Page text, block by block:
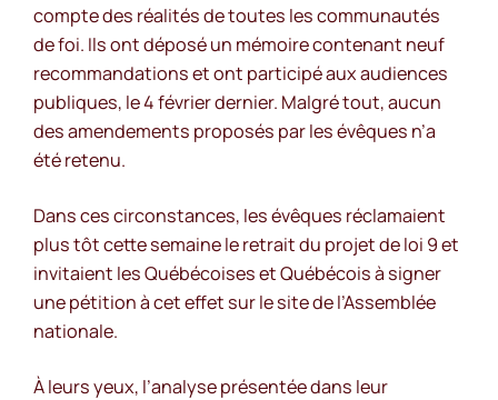
compte des réalités de toutes les communautés
de foi. Ils ont déposé un mémoire contenant neuf
recommandations et ont participé aux audiences
publiques, le 4 février dernier. Malgré tout, aucun
des amendements proposés par les évêques n’a
été retenu.
Dans ces circonstances, les évêques réclamaient
plus tôt cette semaine le retrait du projet de loi 9 et
invitaient les Québécoises et Québécois à signer
une pétition à cet effet sur le site de l’Assemblée
nationale.
À leurs yeux, l’analyse présentée dans leur